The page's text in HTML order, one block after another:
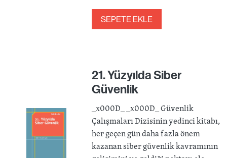
SEPETE EKLE
21. Yüzyılda Siber
Güvenlik
_x000D_ _x000D_ Güvenlik
Çalışmaları Dizisinin yedinci kitabı,
her geçen gün daha fazla önem
kazanan siber güvenlik kavramının